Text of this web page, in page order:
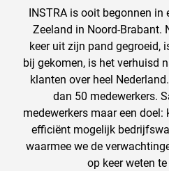
INSTRA is ooit begonnen
Zeeland in Noord-Brabant.
keer uit zijn pand gegroeid,
bij gekomen, is het verhuisd
klanten over heel
dan 50 medewerkers.
medewerkers maar een
efficiënt mogelijk
waarmee we de
op keer weten